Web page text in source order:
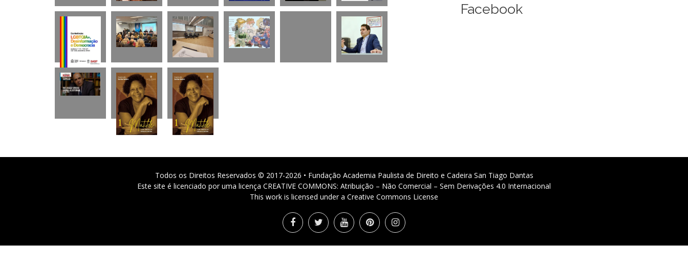
Facebook
Todos os Direitos Reservados © 2017-2026 • Fundação Academia Paulista de Direito e Cadeira San Tiago Dantas
Este site é licenciado por uma licença CREATIVE COMMONS: Atribuição – Não Comercial – Sem Derivações 4.0 Internacional
This work is licensed under a Creative Commons License